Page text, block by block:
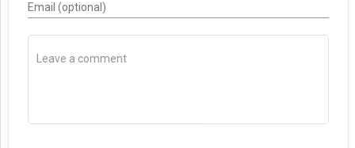
Email (optional)